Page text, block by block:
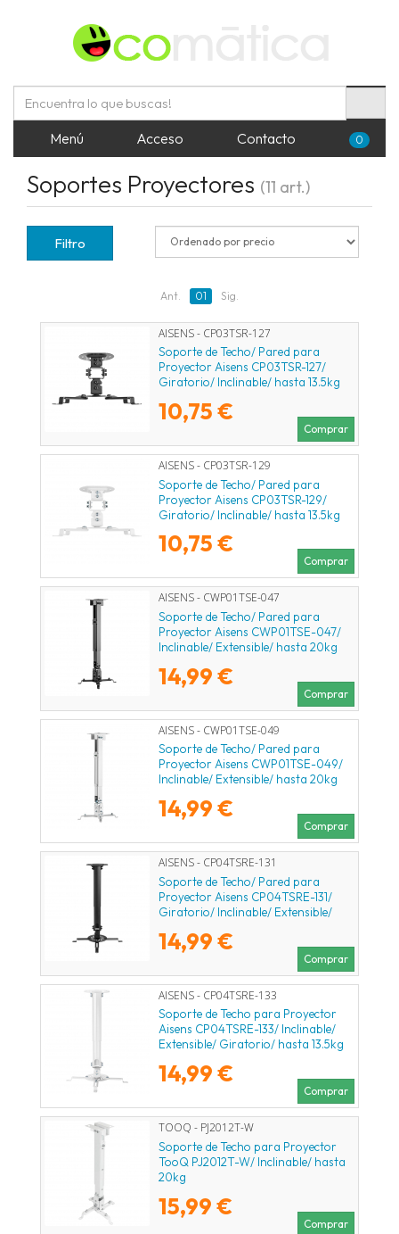
Menú Acceso Contacto 0
Soportes Proyectores (11 art.)
Filtro
Ant. 01 Sig.
AISENS - CP03TSR-127
Soporte de Techo/ Pared para
Proyector Aisens CP03TSR-127/
Giratorio/ Inclinable/ hasta 13.5kg
10,75 €
Comprar
AISENS - CP03TSR-129
Soporte de Techo/ Pared para
Proyector Aisens CP03TSR-129/
Giratorio/ Inclinable/ hasta 13.5kg
10,75 €
Comprar
AISENS - CWP01TSE-047
Soporte de Techo/ Pared para
Proyector Aisens CWP01TSE-047/
Inclinable/ Extensible/ hasta 20kg
14,99 €
Comprar
AISENS - CWP01TSE-049
Soporte de Techo/ Pared para
Proyector Aisens CWP01TSE-049/
Inclinable/ Extensible/ hasta 20kg
14,99 €
Comprar
AISENS - CP04TSRE-131
Soporte de Techo/ Pared para
Proyector Aisens CP04TSRE-131/
Giratorio/ Inclinable/ Extensible/
14,99 €
Comprar
AISENS - CP04TSRE-133
Soporte de Techo para Proyector
Aisens CP04TSRE-133/ Inclinable/
Extensible/ Giratorio/ hasta 13.5kg
14,99 €
Comprar
TOOQ - PJ2012T-W
Soporte de Techo para Proyector
TooQ PJ2012T-W/ Inclinable/ hasta
20kg
15,99 €
Comprar